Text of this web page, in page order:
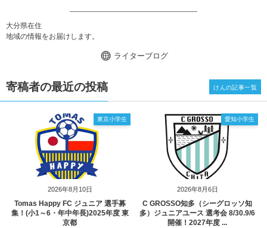
大分県在住
地域の情報をお届けします。
ライターブログ
寄稿者の最近の投稿
2026年8月10日
東京小学生
Tomas Happy FC ジュニア 選手募
集！(小1～6・年中年長)2025年度 東
京都
2026年8月6日
愛知小学生
C GROSSO知多（シーグロッソ知
多）ジュニアユース 選考会 8/30.9/6
開催！2027年度 ...
けんの記事一覧